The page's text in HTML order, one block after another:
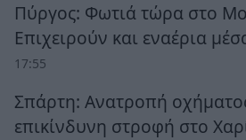
Πύργος: Φωτιά τώρα στο
Επιχειρούν και εναέρια
17:55
Σπάρτη: Ανατροπή
επικίνδυνη στροφή στο